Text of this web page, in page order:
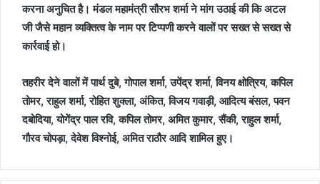
करना अनुचित है। मंडल महामंत्री सौरभ शर्मा ने मांग उठाई की कि अटल
जी जैसे महान व्यक्तित्व के नाम पर टिप्पणी करने वालों पर सख्त से सख्त से
कार्रवाई हो।
तहरीर देने वालों में पार्थ दुबे, गोपाल शर्मा, उपेंद्र शर्मा, विनय क्षोत्रिय, कपिल
तोमर, राहुल शर्मा, रोहित शुक्ला, अंकित, विजय गवाड़ी, आदित्य बंसल, पवन
दबोदिया, योगेंद्र पाल रवि, कपिल तोमर, अमित कुमार, सैंकी, राहुल शर्मा,
गौरव चोपड़ा, देवेश विश्नोई, अमित राठौर आदि शामिल हुए।